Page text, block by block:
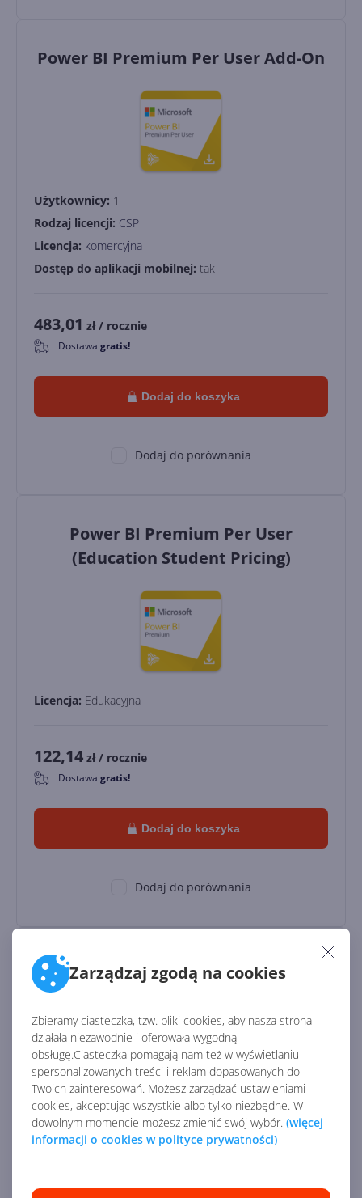
Zarządzaj zgodą na cookies
Zbieramy ciasteczka, tzw. pliki cookies, aby nasza strona
działała niezawodnie i oferowała wygodną
obsługę.Ciasteczka pomagają nam też w wyświetlaniu
spersonalizowanych treści i reklam dopasowanych do
Twoich zainteresowań. Możesz zarządzać ustawieniami
cookies, akceptując wszystkie albo tylko niezbędne. W
dowolnym momencie możesz zmienić swój wybór. (więcej
informacji o cookies w polityce prywatności)
Power BI Premium Per User Add-On
Użytkownicy: 1
Rodzaj licencji: CSP
Licencja: komercyjna
Dostęp do aplikacji mobilnej: tak
483,01 zł / rocznie
0 Dostawa gratis!
Dodaj do koszyka
Dodaj do porównania
Power BI Premium Per User
(Education Student Pricing)
Licencja: Edukacyjna
122,14 zł / rocznie
0 Dostawa gratis!
Dodaj do koszyka
Dodaj do porównania
Power BI Premium Per User Add-On
(Education Student Pricing)
Licencja:Edukacyjna
59,97zł/ rocznie